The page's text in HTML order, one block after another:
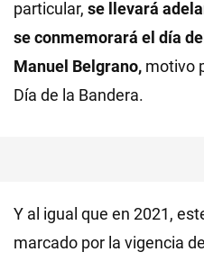
particular, se llevará
se conmemorará el día
Manuel Belgrano, motivo
Día de la Bandera.
Y al igual que en 2021,
marcado por la vigencia